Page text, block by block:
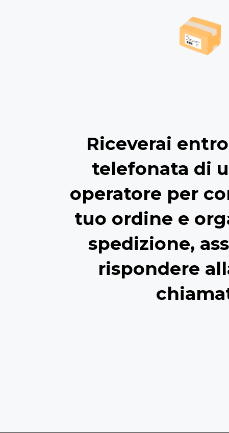
Riceverai
telefonata di
operatore per
tuo ordine e
spedizione,
rispondere